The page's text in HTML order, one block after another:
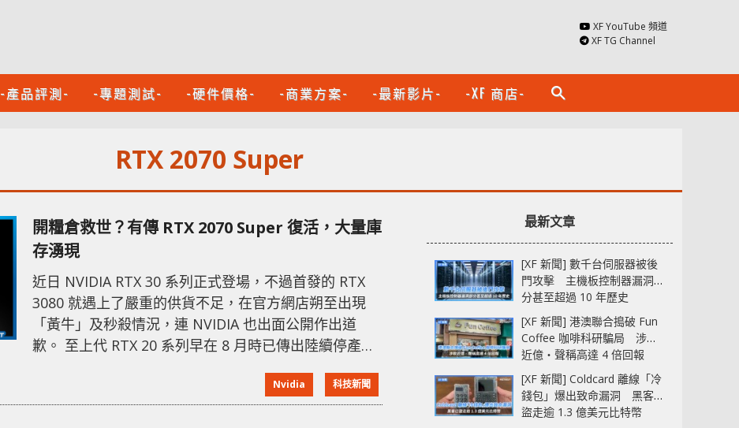
XF YouTube 頻道
XF TG Channel
-產品評測- -專題測試- -硬件價格- -商業方案- -最新影片- -XF 商店- search
RTX 2070 Super
開糧倉救世？有傳 RTX 2070 Super 復活，大量庫
存湧現
近日 NVIDIA RTX 30 系列正式登場，不過首發的 RTX
3080 就遇上了嚴重的供貨不足，在官方網店朔至出現
「黃牛」及秒殺情況，連 NVIDIA 也出面公開作出道
歉。 至上代 RTX 20 系列早在 8 月時已傳出陸續停產的
至使主流級的 RTX 2060 亦曾出現斷貨問題。 不過最新
流傳的消息指，RTX 2070 Super 居然突然庫存再現，
Nvidia 科技新聞
最新文章
[XF 新聞] 數千台伺服器被後
門攻擊 主機板控制器漏洞部
分甚至超過 10 年歷史
[XF 新聞] 港澳聯合搗破 Fun
Coffee 咖啡科研騙局 涉款
近億‧聲稱高達 4 倍回報
[XF 新聞] Coldcard 離線「冷
錢包」爆出致命漏洞 黑客已
盜走逾 1.3 億美元比特幣